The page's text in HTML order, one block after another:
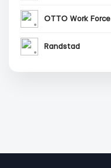
OTTO Work Force
Randstad